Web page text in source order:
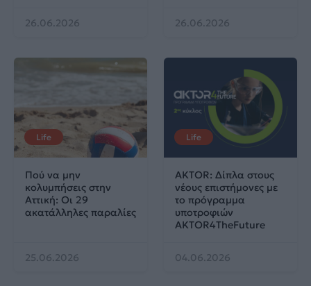
26.06.2026 26.06.2026
Life
Πού να μην
κολυμπήσεις στην
Αττική: Οι 29
ακατάλληλες παραλίες
25.06.2026
Life
AKTOR: Δίπλα στους
νέους επιστήμονες με
το πρόγραμμα
υποτροφιών
AKTOR4TheFuture
04.06.2026